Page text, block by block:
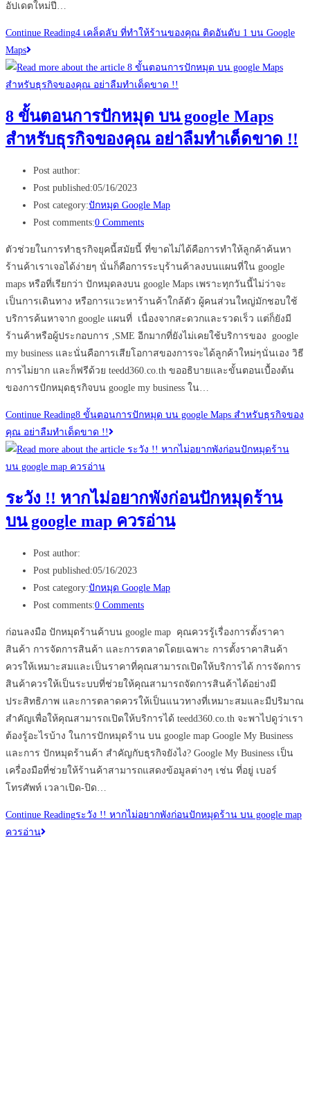
อัปเดตใหม่ปี…
Continue Reading4 เคล็ดลับ ที่ทำให้ร้านของคุณ ติดอันดับ 1 บน Google
Maps
8 ขั้นตอนการปักหมุด บน google Maps
สำหรับธุรกิจของคุณ อย่าลืมทำเด็ดขาด !!
Post author:
Post published:05/16/2023
Post category:ปักหมุด Google Map
Post comments:0 Comments
ตัวช่วยในการทำธุรกิจยุคนี้สมัยนี้ ที่ขาดไม่ได้คือการทำให้ลูกค้าค้นหา
ร้านค้าเราเจอได้ง่ายๆ นั่นก็คือการระบุร้านค้าลงบนแผนที่ใน google
maps หรือที่เรียกว่า ปักหมุดลงบน google Maps เพราะทุกวันนี้ไม่ว่าจะ
เป็นการเดินทาง หรือการแวะหาร้านค้าใกล้ตัว ผู้คนส่วนใหญ่มักชอบใช้
บริการค้นหาจาก google แผนที่ เนื่องจากสะดวกและรวดเร็ว แต่ก็ยังมี
ร้านค้าหรือผู้ประกอบการ ,SME อีกมากที่ยังไม่เคยใช้บริการของ google
my business และนั่นคือการเสียโอกาสของการจะได้ลูกค้าใหม่ๆนั่นเอง วิธี
การไม่ยาก และก็ฟรีด้วย teedd360.co.th ขออธิบายและขั้นตอนเบื้องต้น
ของการปักหมุดธุรกิจบน google my business ใน…
Continue Reading8 ขั้นตอนการปักหมุด บน google Maps สำหรับธุรกิจของ
คุณ อย่าลืมทำเด็ดขาด !!
ระวัง !! หากไม่อยากพังก่อนปักหมุดร้าน
บน google map ควรอ่าน
Post author:
Post published:05/16/2023
Post category:ปักหมุด Google Map
Post comments:0 Comments
ก่อนลงมือ ปักหมุดร้านค้าบน google map คุณควรรู้เรื่องการตั้งราคา
สินค้า การจัดการสินค้า และการตลาดโดยเฉพาะ การตั้งราคาสินค้า
ควรให้เหมาะสมและเป็นราคาที่คุณสามารถเปิดให้บริการได้ การจัดการ
สินค้าควรให้เป็นระบบที่ช่วยให้คุณสามารถจัดการสินค้าได้อย่างมี
ประสิทธิภาพ และการตลาดควรให้เป็นแนวทางที่เหมาะสมและมีปริมาณ
สำคัญเพื่อให้คุณสามารถเปิดให้บริการได้ teedd360.co.th จะพาไปดูว่าเรา
ต้องรู้อะไรบ้าง ในการปักหมุดร้าน บน google map Google My Business
และการ ปักหมุดร้านค้า สำคัญกับธุรกิจยังไง? Google My Business เป็น
เครื่องมือที่ช่วยให้ร้านค้าสามารถแสดงข้อมูลต่างๆ เช่น ที่อยู่ เบอร์
โทรศัพท์ เวลาเปิด-ปิด…
Continue Readingระวัง !! หากไม่อยากพังก่อนปักหมุดร้าน บน google map
ควรอ่าน